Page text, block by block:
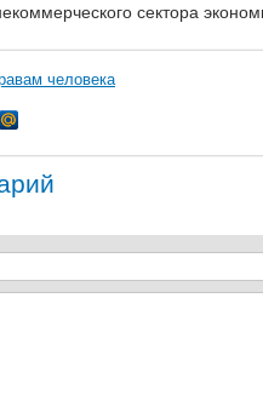
сектора
человека